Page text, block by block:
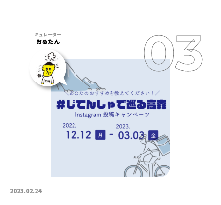
2023.02.24
おるたん